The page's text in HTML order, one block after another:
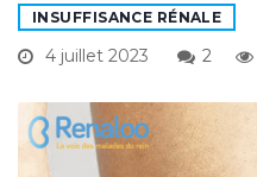
INSUFFISANCE RÉNALE
4 juillet 2023
2